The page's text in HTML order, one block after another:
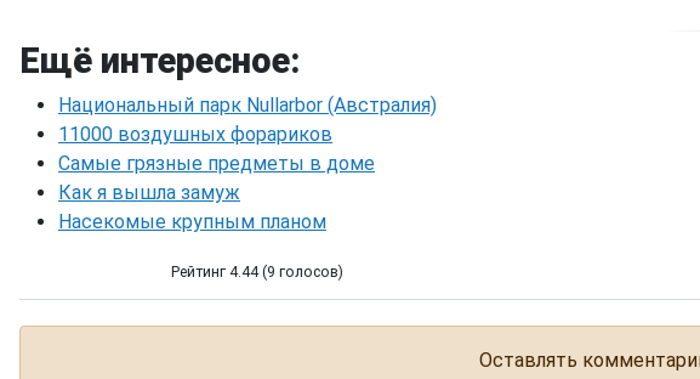
Ещё интересное:
Национальный парк Nullarbor (Австралия)
11000 воздушных форариков
Самые грязные предметы в доме
Как я вышла замуж
Насекомые крупным планом
Рейтинг 4.44 (9 голосов)
Оставлять